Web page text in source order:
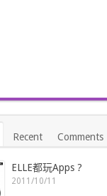
Recent Comments
ELLE都玩Apps ?
2011/10/11